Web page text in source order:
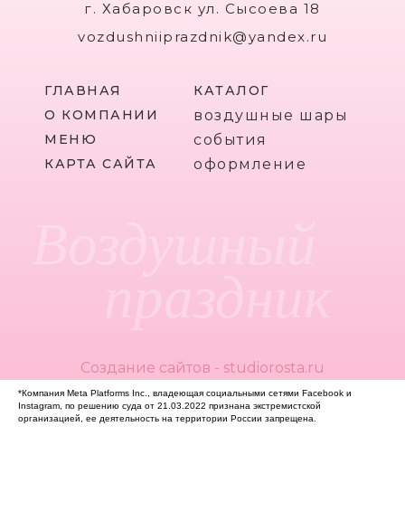
ГЛАВНАЯ
Создание сайтов - studiorosta.ru
г. Хабаровск ул. Сысоева 18
vozdushniiprazdnik@yandex.ru
О КОМПАНИИ
КАРТА САЙТА
МЕНЮ
КАТАЛОГ
воздушные шары
события
оформление
*Компания Meta Platforms Inc., владеющая социальными сетями Facebook и
Instagram, по решению суда от 21.03.2022 признана экстремистской
организацией, ее деятельность на территории России запрещена.